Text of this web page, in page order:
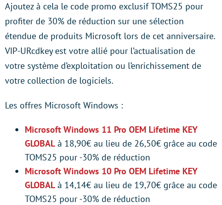
Ajoutez à cela le code promo exclusif TOMS25 pour
profiter de 30% de réduction sur une sélection
étendue de produits Microsoft lors de cet anniversaire.
VIP-URcdkey est votre allié pour l’actualisation de
votre système d’exploitation ou l’enrichissement de
votre collection de logiciels.
Les offres Microsoft Windows :
Microsoft Windows 11 Pro OEM Lifetime KEY
GLOBAL à 18,90€ au lieu de 26,50€ grâce au code
TOMS25 pour -30% de réduction
Microsoft Windows 10 Pro OEM Lifetime KEY
GLOBAL à 14,14€ au lieu de 19,70€ grâce au code
TOMS25 pour -30% de réduction